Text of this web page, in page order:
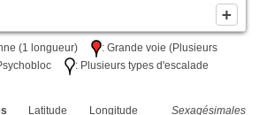
(1 longueur)
: Grande voie (Plusieurs
: Plusieurs types d'escalade
Latitude Longitude Sexagésimales